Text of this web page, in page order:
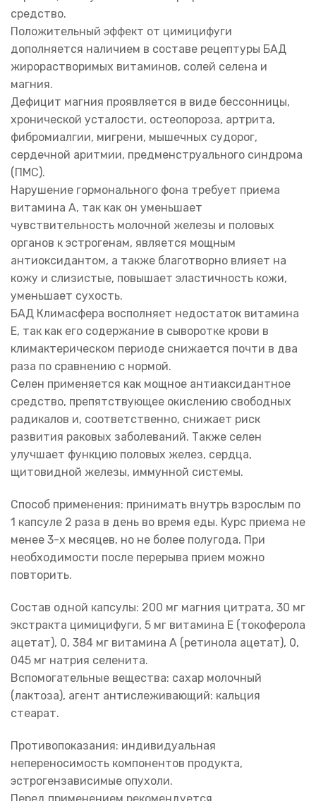
средство.
Положительный эффект от цимицифуги
дополняется наличием в составе рецептуры БАД
жирорастворимых витаминов, солей селена и
магния.
Дефицит магния проявляется в виде бессонницы,
хронической усталости, остеопороза, артрита,
фибромиалгии, мигрени, мышечных судорог,
сердечной аритмии, предменструального синдрома
(ПМС).
Нарушение гормонального фона требует приема
витамина А, так как он уменьшает
чувствительность молочной железы и половых
органов к эстрогенам, является мощным
антиоксидантом, а также благотворно влияет на
кожу и слизистые, повышает эластичность кожи,
уменьшает сухость.
БАД Климасфера восполняет недостаток витамина
Е, так как его содержание в сыворотке крови в
климактерическом периоде снижается почти в два
раза по сравнению с нормой.
Селен применяется как мощное антиаксидантное
средство, препятствующее окислению свободных
радикалов и, соответственно, снижает риск
развития раковых заболеваний. Также селен
улучшает функцию половых желез, сердца,
щитовидной железы, иммунной системы.
Способ применения: принимать внутрь взрослым по
1 капсуле 2 раза в день во время еды. Курс приема не
менее 3-х месяцев, но не более полугода. При
необходимости после перерыва прием можно
повторить.
Состав одной капсулы: 200 мг магния цитрата, 30 мг
экстракта цимицифуги, 5 мг витамина Е (токоферола
ацетат), 0, 384 мг витамина А (ретинола ацетат), 0,
045 мг натрия селенита.
Вспомогательные вещества: сахар молочный
(лактоза), агент антислеживающий: кальция
стеарат.
Противопоказания: индивидуальная
непереносимость компонентов продукта,
эстрогензависимые опухоли.
Перед применением рекомендуется